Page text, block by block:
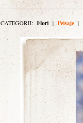
CATEGORII: Flori | Peisaje |